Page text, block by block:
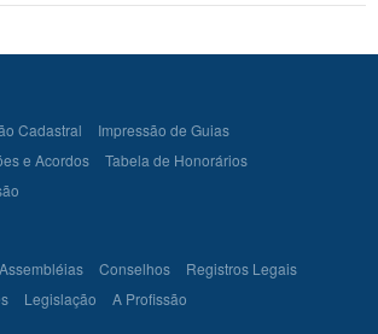
Cadastral
Impressão de Guias
e Acordos
Tabela de Honorários
Assembléias Conselhos
Registros Legais
Legislação
A Profissão